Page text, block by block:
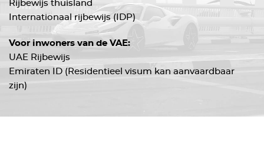
Rijbewijs thuisland
Internationaal rijbewijs (IDP)
Voor inwoners van de VAE:
UAE Rijbewijs
Emiraten ID (Residentieel visum kan aanvaardbaar
zijn)